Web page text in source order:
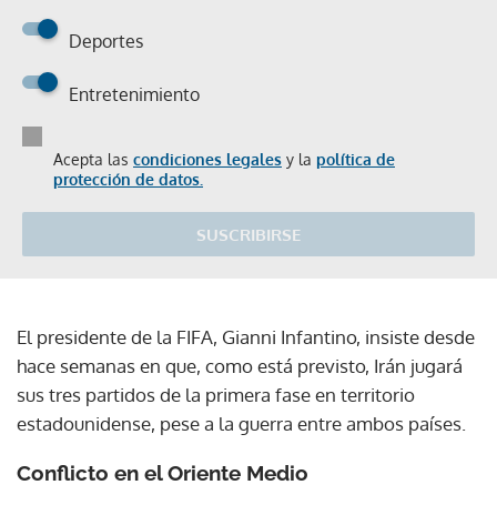
Deportes
Entretenimiento
Acepta las condiciones legales y la política de
protección de datos.
SUSCRIBIRSE
El presidente de la FIFA, Gianni Infantino, insiste desde
hace semanas en que, como está previsto, Irán jugará
sus tres partidos de la primera fase en territorio
estadounidense, pese a la guerra entre ambos países.
Conflicto en el Oriente Medio